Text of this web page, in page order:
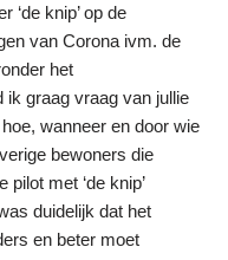
‘de knip’ op de
van Corona ivm. de
het
ik graag vraag van jullie
wanneer en door wie
bewoners die
met ‘de knip’
duidelijk dat het
en beter moet